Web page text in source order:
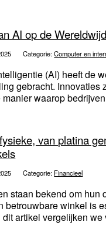
AI op de
Categorie:Computer en
(AI) heeft de
gebracht.
waarop
van platina
Categorie: Financieel
staan bekend om
betrouwbare winkel is
artikel vergelijken we